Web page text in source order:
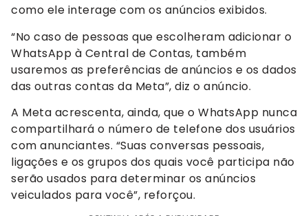
como ele interage com os anúncios exibidos.
“No caso de pessoas que escolheram adicionar o
WhatsApp à Central de Contas, também
usaremos as preferências de anúncios e os dados
das outras contas da Meta”, diz o anúncio.
A Meta acrescenta, ainda, que o WhatsApp nunca
compartilhará o número de telefone dos usuários
com anunciantes. “Suas conversas pessoais,
ligações e os grupos dos quais você participa não
serão usados para determinar os anúncios
veiculados para você”, reforçou.